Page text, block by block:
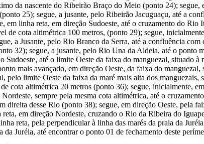
da nascente do Ribeirão Braço do Meio (ponto 24); segue,
25); segue, a jusante, pelo Ribeirão Jacuguaçu, até a
linha reta, em direção Sudoeste, até o cruzamento do
cota altimétrica 100 metros, (ponto 29); segue,
a Jusante, pelo Rio Branco da Serra, até a confluência
32); segue, a jusante, pelo Rio Una da Aldeia, até o ponto
até o limite Oeste da faixa do manguezal, situado
mais avançado, em direção Oeste, da faixa do
limite Oeste da faixa da maré mais alta dos
cota altimétrica 20 metros (ponto 36); segue, inicialmente,
sempre pela mesma cota altimétrica, até o
desse Rio (ponto 38); segue, em direção Oeste, pela
em direção Nordeste, cruzando o Rio da Ribeira do
reta, pela perpendicular à linha das marés da praia da
Juréia, até encontrar o ponto 01 de fechamento deste